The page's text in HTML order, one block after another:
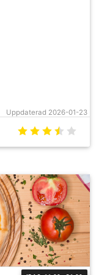
Uppdaterad 2026-01-23